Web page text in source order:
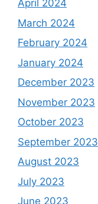
April 2024
March 2024
February 2024
January 2024
December 2023
November 2023
October 2023
September 2023
August 2023
July 2023
June 2023